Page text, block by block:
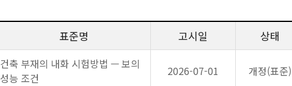
표준명 고시일 상태
건축 부재의 내화 시험방법 — 보의
성능 조건
2026-07-01 개정(표준)